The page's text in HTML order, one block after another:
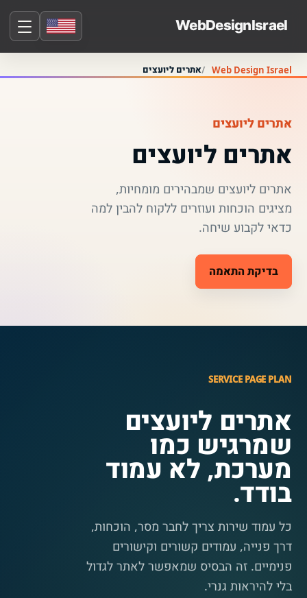
Web Design Israel אתרים ליועצים
אתרים ליועצים
אתרים ליועצים
אתרים ליועצים שמבהירים מומחיות,
מציגים הוכחות ועוזרים ללקוח להבין למה
כדאי לקבוע שיחה.
בדיקת התאמה
SERVICE PAGE PLAN
אתרים ליועצים
שמרגיש כמו
מערכת, לא עמוד
בודד.
כל עמוד שירות צריך לחבר מסר, הוכחות,
דרך פנייה, עמודים קשורים וקישורים
פנימיים. זה הבסיס שמאפשר לאתר לגדול
בלי להיראות גנרי.